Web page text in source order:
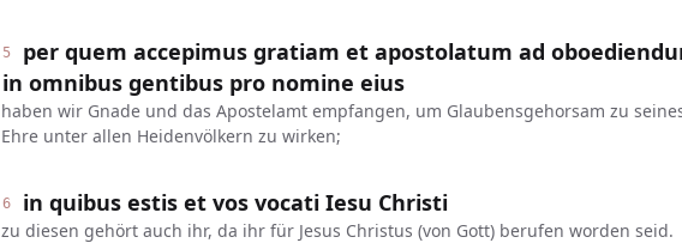
5
per quem accepimus gratiam et apostolatum ad
in omnibus gentibus pro nomine eius
haben wir Gnade und das Apostelamt empfangen, um Glaubensgehorsam zu
Ehre unter allen Heidenvölkern zu wirken;
6 in quibus estis et vos vocati Iesu Christi
zu diesen gehört auch ihr, da ihr für Jesus Christus (von Gott) berufen worden seid.